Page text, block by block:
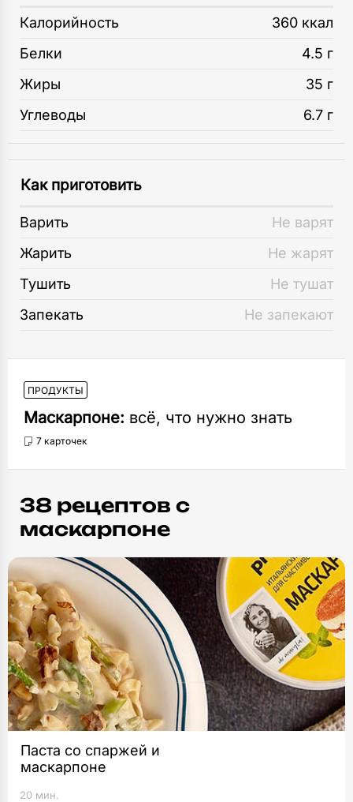
Калорийность
360 ккал
Белки
4.5 г
Жиры
35 г
Углеводы
6.7 г
Как приготовить
Варить
Не варят
Жарить
Не жарят
Тушить
Не тушат
Запекать
Не запекают
ПРОДУКТЫ
Маскарпоне: всё, что нужно знать
7 карточек
38 рецептов c
маскарпоне
Паста со спаржей и
маскарпоне
20 мин.